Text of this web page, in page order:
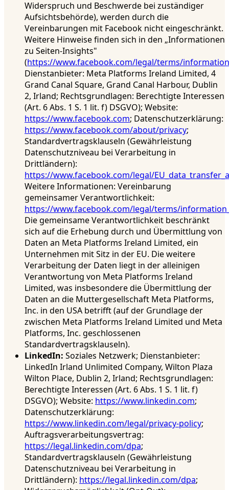
Widerspruch und Beschwerde bei zuständiger
Aufsichtsbehörde), werden durch die
Vereinbarungen mit Facebook nicht eingeschränkt.
Weitere Hinweise finden sich in den „Informationen
zu Seiten-Insights"
(https://www.facebook.com/legal/terms/
Dienstanbieter: Meta Platforms Ireland Limited, 4
Grand Canal Square, Grand Canal Harbour, Dublin
2, Irland; Rechtsgrundlagen: Berechtigte Interessen
(Art. 6 Abs. 1 S. 1 lit. f) DSGVO); Website:
https://www.facebook.com; Datenschutzerklärung:
https://www.facebook.com/about/privacy;
Standardvertragsklauseln (Gewährleistung
Datenschutzniveau bei Verarbeitung in
Drittländern):
https://www.facebook.com/legal/
Weitere Informationen: Vereinbarung
gemeinsamer Verantwortlichkeit:
https://www.facebook.com/legal/terms/
Die gemeinsame Verantwortlichkeit beschränkt
sich auf die Erhebung durch und Übermittlung von
Daten an Meta Platforms Ireland Limited, ein
Unternehmen mit Sitz in der EU. Die weitere
Verarbeitung der Daten liegt in der alleinigen
Verantwortung von Meta Platforms Ireland
Limited, was insbesondere die Übermittlung der
Daten an die Muttergesellschaft Meta Platforms,
Inc. in den USA betrifft (auf der Grundlage der
zwischen Meta Platforms Ireland Limited und Meta
Platforms, Inc. geschlossenen
Standardvertragsklauseln).
LinkedIn: Soziales Netzwerk; Dienstanbieter:
LinkedIn Irland Unlimited Company, Wilton Plaza
Wilton Place, Dublin 2, Irland; Rechtsgrundlagen:
Berechtigte Interessen (Art. 6 Abs. 1 S. 1 lit. f)
DSGVO); Website: https://www.linkedin.com;
Datenschutzerklärung:
https://www.linkedin.com/legal/privacy-policy;
Auftragsverarbeitungsvertrag:
https://legal.linkedin.com/dpa;
Standardvertragsklauseln (Gewährleistung
Datenschutzniveau bei Verarbeitung in
Drittländern): https://legal.linkedin.com/dpa;